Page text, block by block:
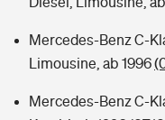
Mercedes-Benz C-
Limousine, ab 1996
Mercedes-Benz C-